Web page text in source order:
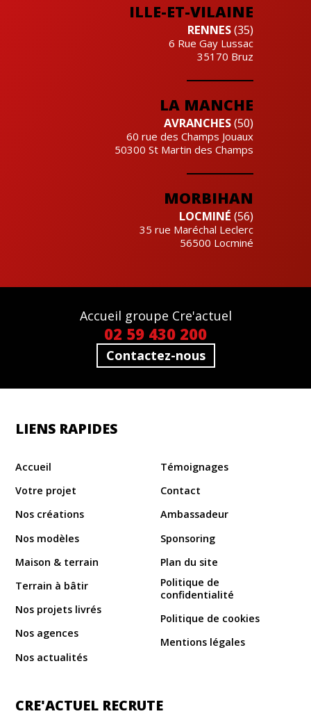
ILLE-ET-VILAINE
RENNES(35)
6 Rue Gay Lussac
35170 Bruz
LA MANCHE
AVRANCHES(50)
60 rue des Champs Jouaux
50300 St Martin des Champs
MORBIHAN
LOCMINÉ (56)
35 rue Maréchal Leclerc
56500 Locminé
Accueil groupe Cre'actuel
02 59 430 200
Contactez-nous
LIENS RAPIDES
Accueil
Votre projet
Nos créations
Nos modèles
Maison & terrain
Terrain à bâtir
Nos projets livrés
Nos agences
Nos actualités
Témoignages
Contact
Ambassadeur
Sponsoring
Plan du site
Politique de
confidentialité
Politique de cookies
Mentions légales
CRE'ACTUEL RECRUTE